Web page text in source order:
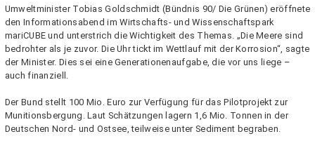
Umweltminister Tobias Goldschmidt (Bündnis 90/ Die Grünen) eröffnete
den Informationsabend im Wirtschafts- und Wissenschaftspark
mariCUBE und unterstrich die Wichtigkeit des Themas. „Die Meere sind
bedrohter als je zuvor. Die Uhr tickt im Wettlauf mit der Korrosion“, sagte
der Minister. Dies sei eine Generationenaufgabe, die vor uns liege –
auch finanziell.
Der Bund stellt 100 Mio. Euro zur Verfügung für das Pilotprojekt zur
Munitionsbergung. Laut Schätzungen lagern 1,6 Mio. Tonnen in der
Deutschen Nord- und Ostsee, teilweise unter Sediment begraben.